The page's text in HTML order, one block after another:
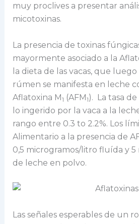
muy proclives a presentar
micotoxinas.
La presencia de toxinas
mayormente asociado a la
la dieta de las vacas, que
rúmen se manifesta en leche
Aflatoxina M1 (AFM1). La tasa
lo ingerido por la vaca a la
rango entre 0.3 to 2.2%. Los
Alimentario a la presencia de
0,5 microgramos/litro fluída y
de leche en polvo.
Las señales esperables de un